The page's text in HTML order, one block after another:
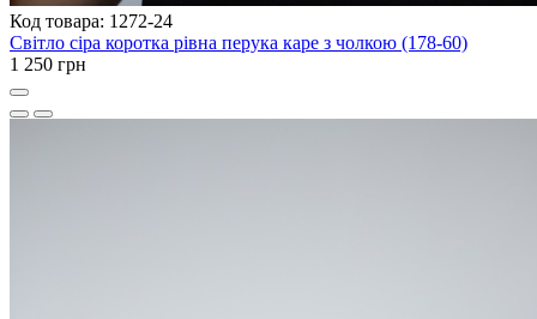
Код товара: 1272-24
Світло сіра коротка рівна перука каре з чолкою (178-60)
1 250 грн